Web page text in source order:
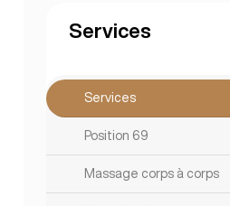
Services
Services
Position 69
Massage corps à corps